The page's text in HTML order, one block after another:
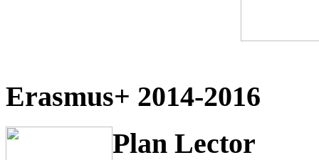
Erasmus+ 2014-2016
Plan Lector